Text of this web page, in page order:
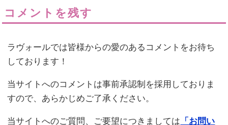
コメントを残す
ラヴォールでは皆様からの愛のあるコメントをお待ち
しております！
当サイトへのコメントは事前承認制を採用しておりま
すので、あらかじめご了承ください。
当サイトへのご質問、ご要望につきましては 「お問い